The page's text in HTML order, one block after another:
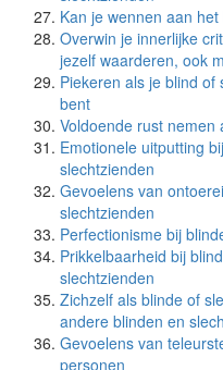
Kan je wennen aan
Overwin je innerlijke
jezelf waarderen, ook
Piekeren als je blind of
bent
Voldoende rust nemen
Emotionele uitputting
slechtzienden
Gevoelens van
slechtzienden
Perfectionisme bij
Prikkelbaarheid bij
slechtzienden
Zichzelf als blinde of
andere blinden en
Gevoelens van
personen